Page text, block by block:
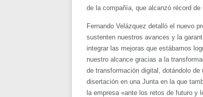
de la compañía, que alcanzó récord
Fernando Velázquez detalló el nuevo
sustenten nuestros avances y la
integrar las mejoras que estábamos
nuestro alcance gracias a la
de transformación digital, dotándolo
disertación en una Junta en la que
la empresa «ante los retos de futuro